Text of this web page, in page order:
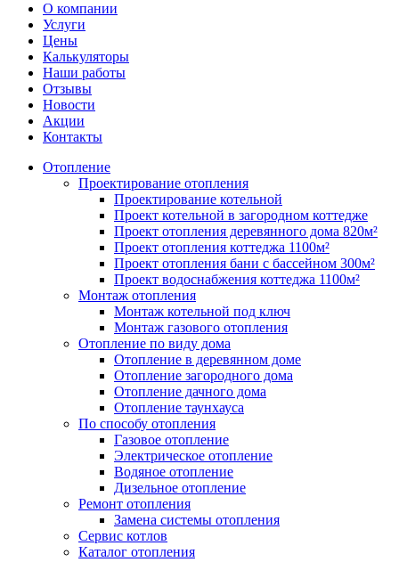
О компании
Услуги
Цены
Калькуляторы
Наши работы
Отзывы
Новости
Акции
Контакты
Отопление
Проектирование отопления
Проектирование котельной
Проект котельной в загородном коттедже
Проект отопления деревянного дома 820м²
Проект отопления коттеджа 1100м²
Проект отопления бани с бассейном 300м²
Проект водоснабжения коттеджа 1100м²
Монтаж отопления
Монтаж котельной под ключ
Монтаж газового отопления
Отопление по виду дома
Отопление в деревянном доме
Отопление загородного дома
Отопление дачного дома
Отопление таунхауса
По способу отопления
Газовое отопление
Электрическое отопление
Водяное отопление
Дизельное отопление
Ремонт отопления
Замена системы отопления
Сервис котлов
Каталог отопления